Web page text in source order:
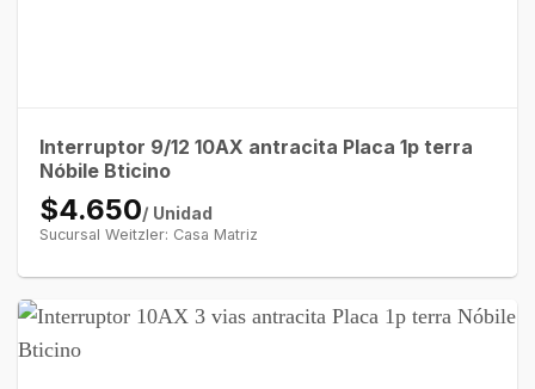
Interruptor 9/12 10AX antracita Placa 1p terra
Nóbile Bticino
$4.650/ Unidad
Sucursal Weitzler: Casa Matriz